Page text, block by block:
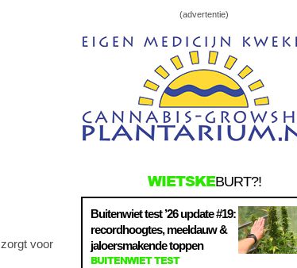
voor
(advertentie)
WIETSKEBURT?!
Buitenwiet test ’26 update #19:
recordhoogtes, meeldauw &
jaloersmakende toppen
BUITENWIET TEST